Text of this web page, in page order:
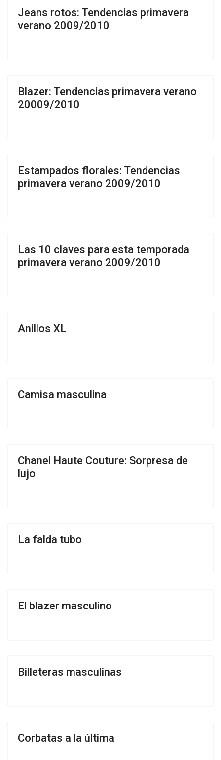
Jeans rotos: Tendencias primavera
verano 2009/2010
Blazer: Tendencias primavera verano
20009/2010
Estampados florales: Tendencias
primavera verano 2009/2010
Las 10 claves para esta temporada
primavera verano 2009/2010
Anillos XL
Camisa masculina
Chanel Haute Couture: Sorpresa de
lujo
La falda tubo
El blazer masculino
Billeteras masculinas
Corbatas a la última